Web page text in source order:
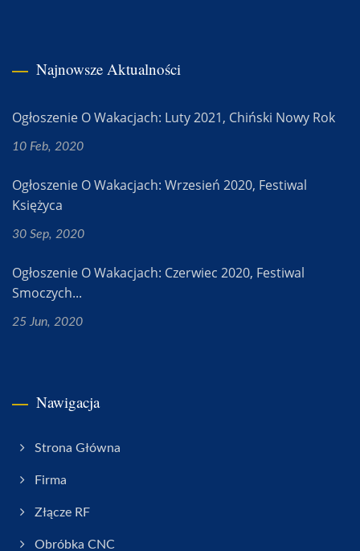
Najnowsze Aktualności
Ogłoszenie O Wakacjach: Luty 2021, Chiński Nowy Rok
10 Feb, 2020
Ogłoszenie O Wakacjach: Wrzesień 2020, Festiwal
Księżyca
30 Sep, 2020
Ogłoszenie O Wakacjach: Czerwiec 2020, Festiwal
Smoczych...
25 Jun, 2020
Nawigacja
Strona Główna
Firma
Złącze RF
Obróbka CNC